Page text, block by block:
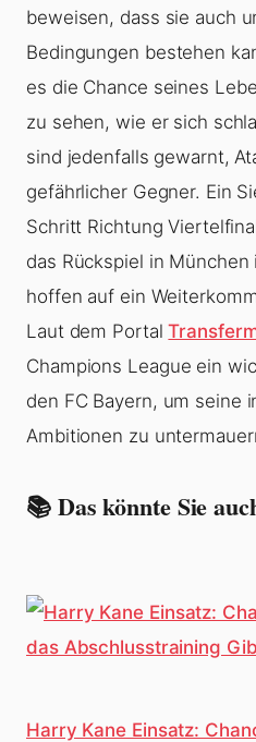
beweisen, dass sie auch
Bedingungen bestehen
es die Chance seines
zu sehen, wie er sich
sind jedenfalls gewarnt,
gefährlicher Gegner. Ein
Schritt Richtung
das Rückspiel in
hoffen auf ein
Laut dem Portal
Champions League ein
den FC Bayern, um seine
Ambitionen zu
📚 Das könnte Sie
Harry Kane Einsatz: